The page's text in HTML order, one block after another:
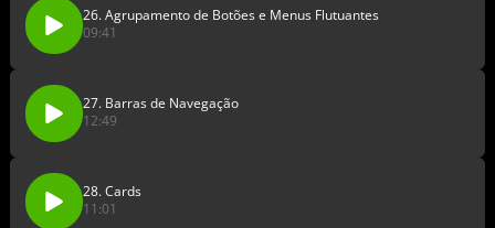
26. Agrupamento de Botões e Menus Flutuantes
09:41
27. Barras de Navegação
12:49
28. Cards
11:01